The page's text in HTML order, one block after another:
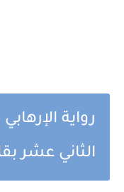
رواية
الثاني عشر